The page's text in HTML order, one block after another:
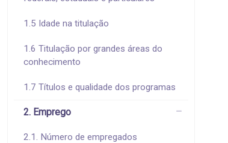
1.5 Idade na titulação
1.6 Titulação por grandes áreas do
conhecimento
1.7 Títulos e qualidade dos programas
2. Emprego
2.1. Número de empregados